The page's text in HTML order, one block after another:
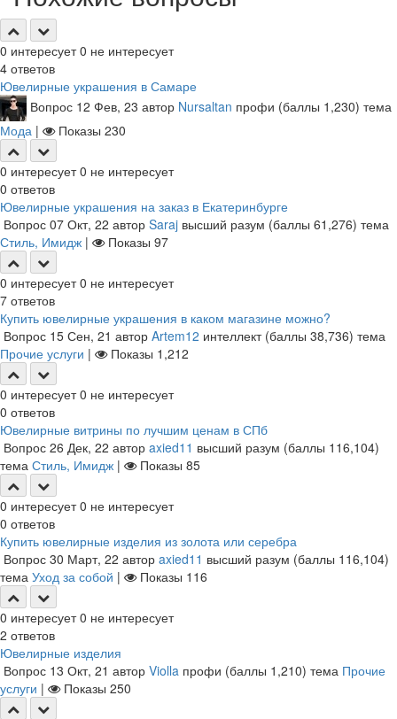
0 интересует 0 не интересует
4 ответов
Ювелирные украшения в Самаре
Вопрос 12 Фев, 23 автор Nursaltan профи (баллы 1,230) тема
Мода | Показы 230
0 интересует 0 не интересует
0 ответов
Ювелирные украшения на заказ в Екатеринбурге
Вопрос 07 Окт, 22 автор Saraj высший разум (баллы 61,276) тема
Стиль, Имидж | Показы 97
0 интересует 0 не интересует
7 ответов
Купить ювелирные украшения в каком магазине можно?
Вопрос 15 Сен, 21 автор Artem12 интеллект (баллы 38,736) тема
Прочие услуги | Показы 1,212
0 интересует 0 не интересует
0 ответов
Ювелирные витрины по лучшим ценам в СПб
Вопрос 26 Дек, 22 автор axied11 высший разум (баллы 116,104)
тема Стиль, Имидж | Показы 85
0 интересует 0 не интересует
0 ответов
Купить ювелирные изделия из золота или серебра
Вопрос 30 Март, 22 автор axied11 высший разум (баллы 116,104)
тема Уход за собой | Показы 116
0 интересует 0 не интересует
2 ответов
Ювелирные изделия
Вопрос 13 Окт, 21 автор Violla профи (баллы 1,210) тема Прочие
услуги | Показы 250